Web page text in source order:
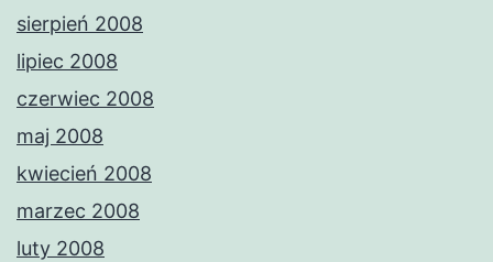
sierpień 2008
lipiec 2008
czerwiec 2008
maj 2008
kwiecień 2008
marzec 2008
luty 2008